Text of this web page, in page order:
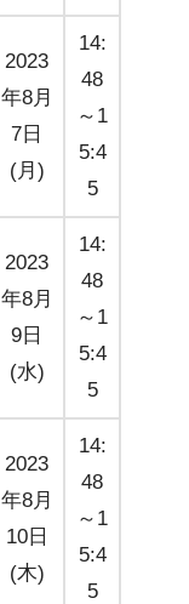
2023
年8月
7日
(月)
14:
48
～1
5:4
5
2023
年8月
9日
(水)
14:
48
～1
5:4
5
2023
年8月
10日
(木)
14:
48
～1
5:4
5